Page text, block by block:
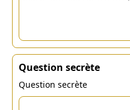
Question secrète
Question secrète